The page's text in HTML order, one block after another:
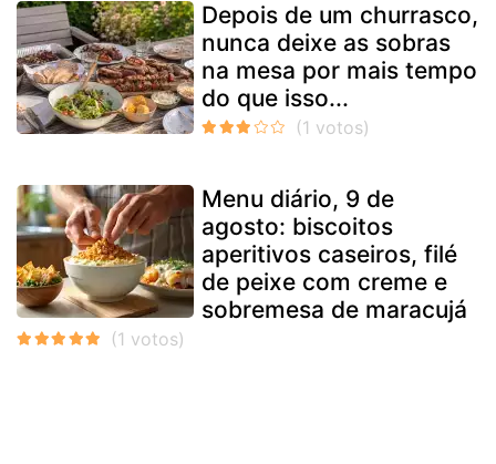
Depois de um churrasco,
nunca deixe as sobras
na mesa por mais tempo
do que isso...
Menu diário, 9 de
agosto: biscoitos
aperitivos caseiros, filé
de peixe com creme e
sobremesa de maracujá